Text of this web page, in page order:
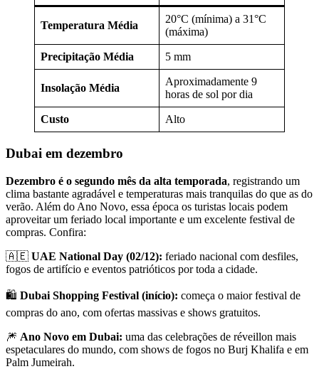
Temperatura Média
20°C (mínima) a 31°C
(máxima)
Precipitação Média 5 mm
Insolação Média
Aproximadamente 9
horas de sol por dia
Custo Alto
Dubai em dezembro
Dezembro é o segundo mês da alta temporada, registrando um
clima bastante agradável e temperaturas mais tranquilas do que as do
verão. Além do Ano Novo, essa época os turistas locais podem
aproveitar um feriado local importante e um excelente festival de
compras. Confira:
🇦🇪 UAE National Day (02/12): feriado nacional com desfiles,
fogos de artifício e eventos patrióticos por toda a cidade.
🛍️ Dubai Shopping Festival (início): começa o maior festival de
compras do ano, com ofertas massivas e shows gratuitos.
🎆 Ano Novo em Dubai: uma das celebrações de réveillon mais
espetaculares do mundo, com shows de fogos no Burj Khalifa e em
Palm Jumeirah.